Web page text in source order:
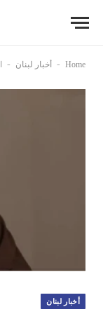
Home
- أخبار لبنان -
أخبار لبنان